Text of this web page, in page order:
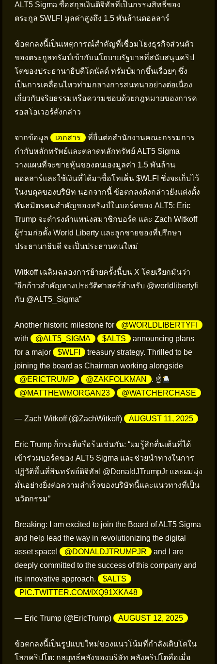
ALT5 Sigma ซื้อสกุลเงินดิจิทัลที่เป็นกรรมสิทธิ์ของ
ตระกูล $WLFI มูลค่าสูงถึง 1.5 พันล้านดอลลาร์
ข้อตกลงนี้เป็นเหตุการณ์สำคัญที่เชื่อมโยงธุรกิจส่วนตัว
ของตระกูลทรัมป์เข้ากับนโยบายรัฐบาลที่สนับสนุนคริป
โตของประธานาธิบดีโดนัลด์ ทรัมป์มากขึ้นเรื่อยๆ ซึ่ง
เป็นการเคลื่อนไหวท่ามกลางการสนทนาอย่างต่อเนื่อง
เกี่ยวกับจริยธรรมหรือความชอบด้วยกฎหมายของการค
รอสโอเวอร์ดังกล่าว
จากข้อมูล เอกสาร
ที่ยื่นต่อสำนักงานคณะกรรมการ
กำกับหลักทรัพย์และตลาดหลักทรัพย์ ALT5 Sigma
วางแผนที่จะขายหุ้นของตนเองมูลค่า 1.5 พันล้าน
ดอลลาร์และใช้เงินที่ได้มาซื้อโทเค็น $WLFI ซึ่งจะเก็บไว้
ในงบดุลของบริษัท นอกจากนี้ ข้อตกลงดังกล่าวยังแต่งตั้ง
พันธมิตรคนสำคัญของทรัมป์ในบอร์ดของ ALT5: Eric
Trump จะดำรงตำแหน่งสมาชิกบอร์ด และ Zach Witkoff
ผู้ร่วมก่อตั้ง World Liberty และลูกชายของที่ปรึกษา
ประธานาธิบดี จะเป็นประธานคนใหม่
Witkoff เฉลิมฉลองการย้ายครั้งนี้บน X โดยเรียกมันว่า
“อีกก้าวสำคัญทางประวัติศาสตร์สำหรับ @worldlibertyfi
กับ @ALT5_Sigma”
Another historic milestone for
@WORLDLIBERTYFI
with
@ALT5_SIGMA $ALTS
announcing plans
for a major
$WLFI
treasury strategy. Thrilled to be
joining the board as Chairman working alongside
@ERICTRUMP
@ZAKFOLKMAN
. ☝
@MATTHEWMORGAN23
@WATCHERCHASE
— Zach Witkoff (@ZachWitkoff) AUGUST 11, 2025
Eric Trump ก็กระตือรือร้นเช่นกัน: “ผมรู้สึกตื่นเต้นที่ได้
เข้าร่วมบอร์ดของ ALT5 Sigma และช่วยนำทางในการ
ปฏิวัติพื้นที่สินทรัพย์ดิจิทัล! @DonaldJTrumpJr และผมมุ่ง
มั่นอย่างยิ่งต่อความสำเร็จของบริษัทนี้และแนวทางที่เป็น
นวัตกรรม”
Breaking: I am excited to join the Board of ALT5 Sigma
and help lead the way in revolutionizing the digital
asset space!
@DONALDJTRUMPJR
and I are
deeply committed to the success of this company and
its innovative approach.
$ALTS
PIC.TWITTER.COM/IXQ91XKA48
— Eric Trump (@EricTrump) AUGUST 12, 2025
ข้อตกลงนี้เป็นรูปแบบใหม่ของแนวโน้มที่กำลังเติบโตใน
โลกคริปโต: กลยุทธ์คลังของบริษัท คลังคริปโตคือเมื่อ